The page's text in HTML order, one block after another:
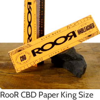
RooR CBD Paper King Size